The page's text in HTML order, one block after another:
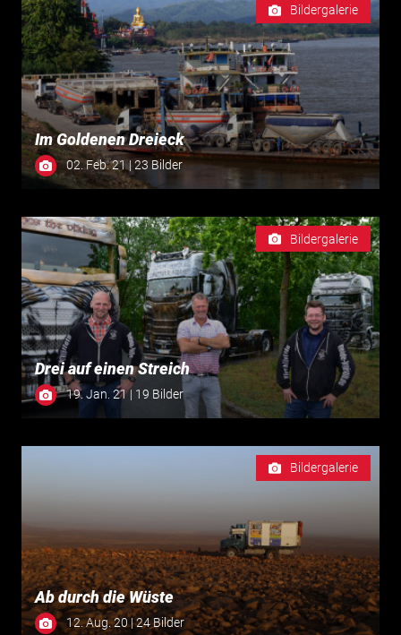
Bildergalerie
Im Goldenen Dreieck
02. Feb. 21 | 23 Bilder
Bildergalerie
Drei auf einen Streich
19. Jan. 21 | 19 Bilder
Bildergalerie
Ab durch die Wüste
12. Aug. 20 | 24 Bilder